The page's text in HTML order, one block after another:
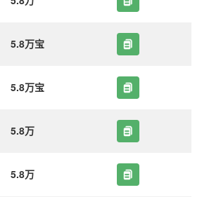
5.8万宝
5.8万宝
5.8万
5.8万